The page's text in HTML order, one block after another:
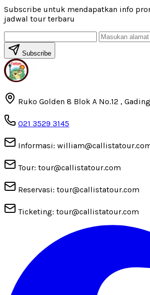
Subscribe untuk mendapatkan info
jadwal tour terbaru
Subscribe
Ruko Golden 8 Blok A No.12 ,
021 3529 3145
Informasi:
Tour: tour@callistatour.com
Reservasi: tour@callistatour.com
Ticketing: tour@callistatour.com